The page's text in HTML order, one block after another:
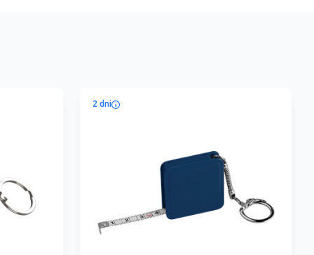
2 dni